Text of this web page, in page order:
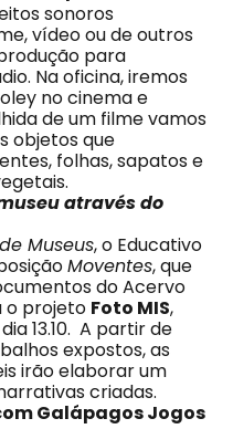
sonoros
vídeo ou de outros
para
Na oficina, iremos
no cinema e
de um filme vamos
objetos que
folhas, sapatos e
através do
Museus, o Educativo
Moventes, que
do Acervo
o projeto Foto MIS,
13.10. A partir de
expostos, as
irão elaborar um
criadas.
Galápagos Jogos